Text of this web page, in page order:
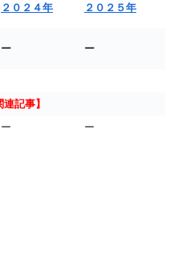
２０２４年 ２０２５年
ー ー
記事】
ー ー